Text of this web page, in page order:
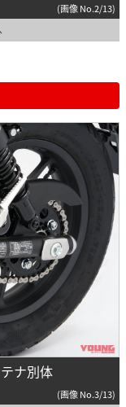
(画像 No.2/13)
ナ別体
(画像 No.3/13)